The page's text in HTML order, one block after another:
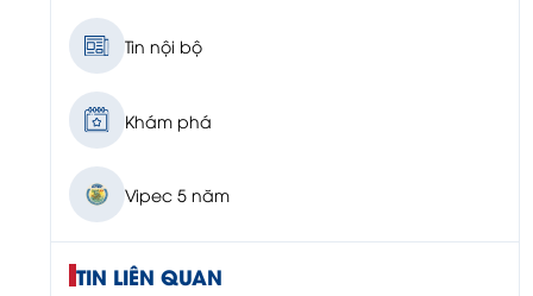
Tin nội bộ
Khám phá
Vipec 5 năm
TIN LIÊN QUAN